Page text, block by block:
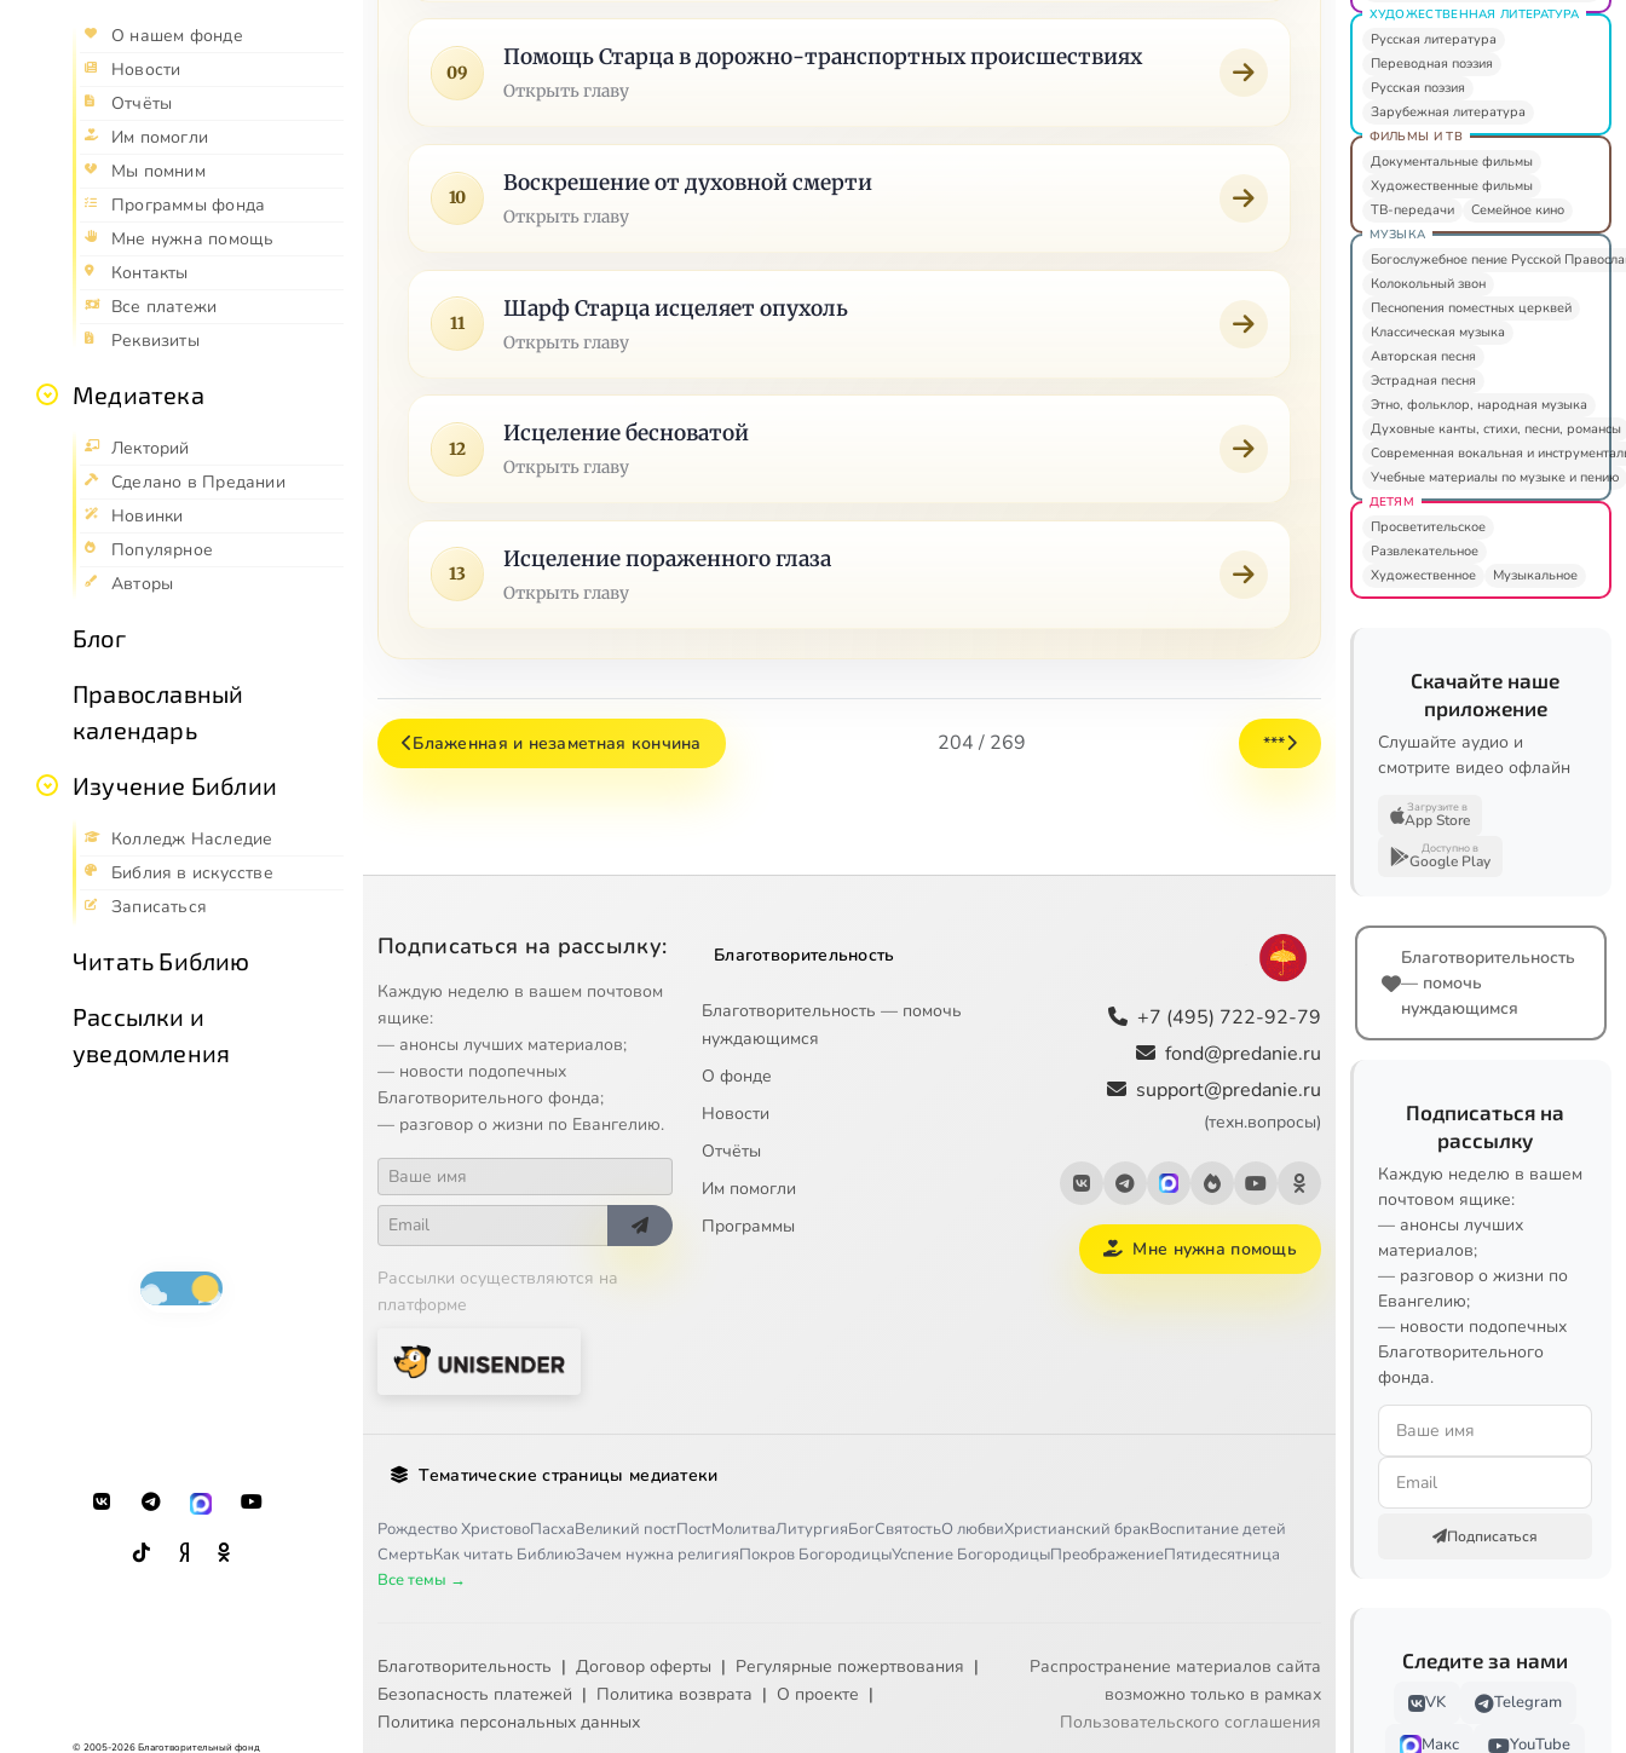
О нашем фонде
Новости
Отчёты
Им помогли
Мы помним
Программы фонда
Мне нужна помощь
Контакты
Все платежи
Реквизиты
Медиатека
Лекторий
Сделано в Предании
Новинки
Популярное
Авторы
Блог
Православный
календарь
Изучение Библии
Колледж Наследие
Библия в искусстве
Записаться
Читать Библию
Рассылки и
уведомления
© 2005-2026 Благотворительный фонд
09
Помощь Старца в дорожно-транспортных происшествиях
Открыть главу
10
Воскрешение от духовной смерти
Открыть главу
11
Шарф Старца исцеляет опухоль
Открыть главу
12
Исцеление бесноватой
Открыть главу
13
Исцеление пораженного глаза
Открыть главу
Блаженная и незаметная кончина 204 / 269 ***
Подписаться на рассылку:
Каждую неделю в вашем почтовом
ящике:
— анонсы лучших материалов;
— новости подопечных
Благотворительного фонда;
— разговор о жизни по Евангелию.
Рассылки осуществляются на
платформе
Благотворительность
Благотворительность — помочь
нуждающимся
О фонде
Новости
Отчёты
Им помогли
Программы
+7 (495) 722-92-79
fond@predanie.ru
support@predanie.ru
(техн.вопросы)
Мне нужна помощь
Тематические страницы медиатеки
Рождество ХристовоПасхаВеликий постПостМолитваЛитургияБогСвятостьО любвиХристианский бракВоспитание детей
СмертьКак читать БиблиюЗачем нужна религияПокров БогородицыУспение БогородицыПреображениеПятидесятница
Все темы →
Благотворительность | Договор оферты | Регулярные пожертвования |
Безопасность платежей | Политика возврата | О проекте |
Политика персональных данных
Распространение материалов сайта
возможно только в рамках
Пользовательского соглашения
ХУДОЖЕСТВЕННАЯ ЛИТЕРАТУРА
Русская литература
Переводная поэзия
Русская поэзия
Зарубежная литература
ФИЛЬМЫ И ТВ
Документальные фильмы
Художественные фильмы
ТВ-передачи
Семейное кино
МУЗЫКА
Богослужебное пение Русской
Колокольный звон
Песнопения поместных церквей
Классическая музыка
Авторская песня
Эстрадная песня
Этно, фольклор, народная музыка
Духовные канты, стихи, песни, романсы
Современная вокальная и
Учебные материалы по музыке и пению
ДЕТЯМ
Просветительское
Развлекательное
Художественное
Музыкальное
Скачайте наше
приложение
Слушайте аудио и
смотрите видео офлайн
Загрузите в
App Store
Доступно в
Google Play
Благотворительность
— помочь
нуждающимся
Подписаться на
рассылку
Каждую неделю в вашем
почтовом ящике:
— анонсы лучших
материалов;
— разговор о жизни по
Евангелию;
— новости подопечных
Благотворительного
фонда.
Подписаться
Следите за нами
VK
Telegram
Макс
YouTube